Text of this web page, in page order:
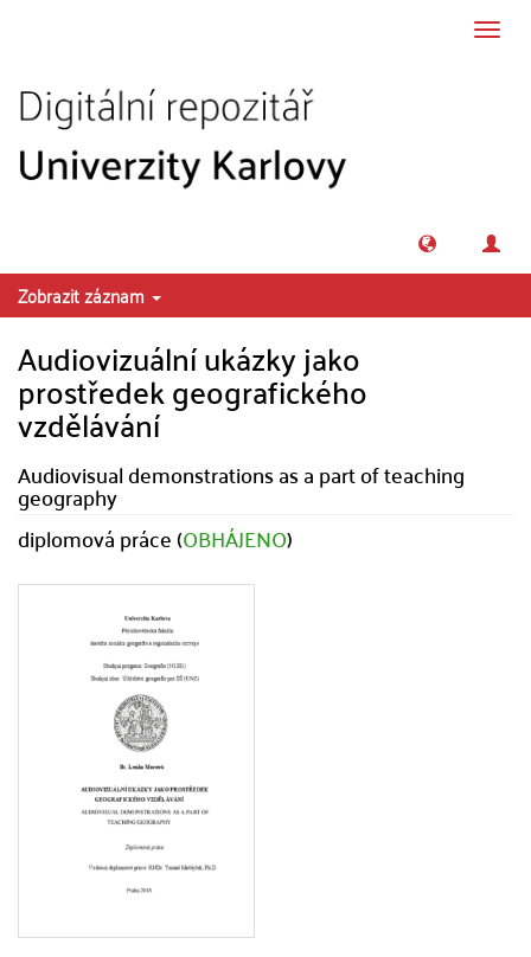
Zobrazit záznam
Audiovizuální ukázky jako
prostředek geografického
vzdělávání
Audiovisual demonstrations as a part of teaching
geography
diplomová práce (OBHÁJENO)